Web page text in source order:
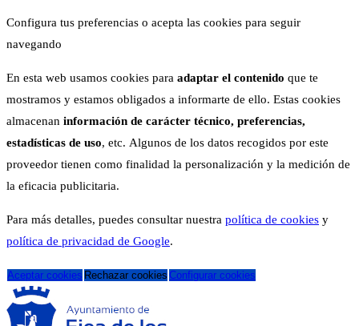
Configura tus preferencias o acepta las cookies para seguir
navegando
En esta web usamos cookies para adaptar el contenido que te
mostramos y estamos obligados a informarte de ello. Estas cookies
almacenan información de carácter técnico, preferencias,
estadísticas de uso, etc. Algunos de los datos recogidos por este
proveedor tienen como finalidad la personalización y la medición de
la eficacia publicitaria.
Para más detalles, puedes consultar nuestra política de cookies y
política de privacidad de Google.
Aceptar cookies Rechazar cookies Configurar cookies